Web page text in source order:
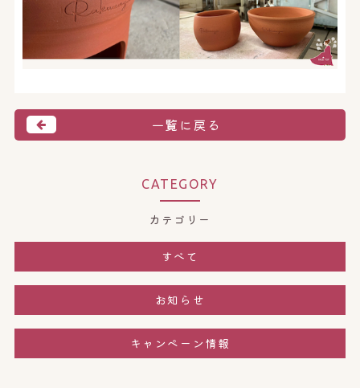
一覧に戻る
CATEGORY
カテゴリー
すべて
お知らせ
キャンペーン情報